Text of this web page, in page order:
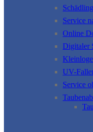
Service
Online
Digitaler
UV-
Service